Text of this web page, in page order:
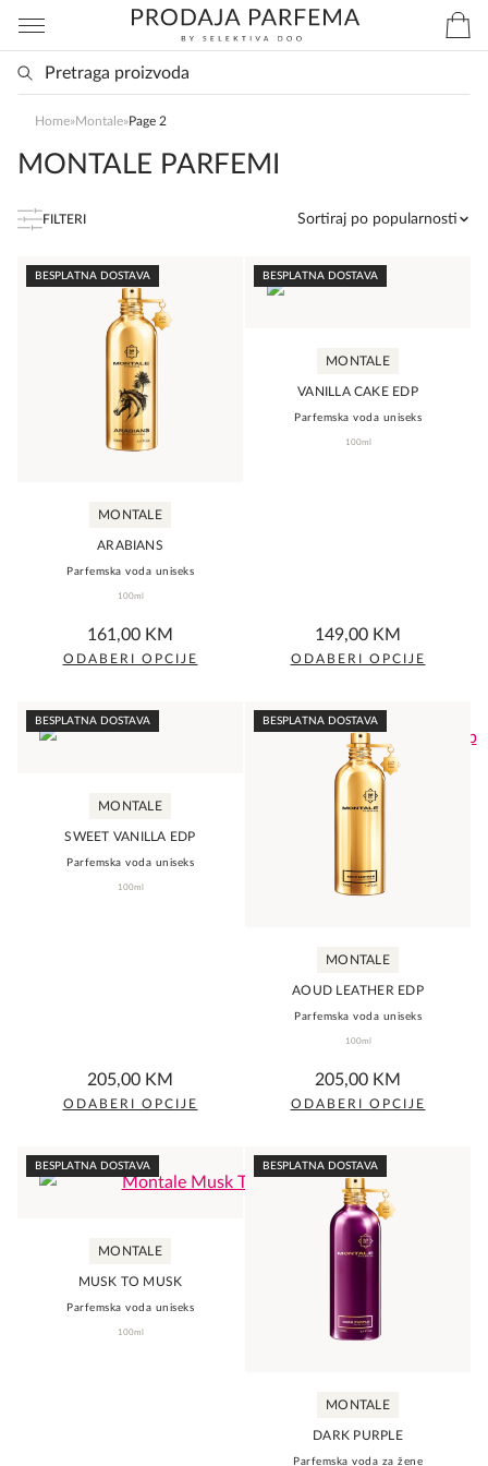
Home»Montale»Page 2
MONTALE PARFEMI
FILTERI Sortiraj po popularnosti
BESPLATNA DOSTAVA
MONTALE
ARABIANS
Parfemska voda uniseks
100ml
0,0
rating
161,00 KM
ODABERI OPCIJE
product
has
BESPLATNA DOSTAVA
MONTALE
VANILLA CAKE EDP
Parfemska voda uniseks
100ml
0,0
rating
149,00 KM
ODABERI OPCIJE
product
has
multiple
variants.
The
may
on
the
product
page
BESPLATNA DOSTAVA
MONTALE
SWEET VANILLA EDP
Parfemska voda uniseks
100ml
0,0
rating
205,00 KM
ODABERI OPCIJE
product
has
BESPLATNA DOSTAVA
MONTALE
AOUD LEATHER EDP
Parfemska voda uniseks
100ml
0,0
rating
205,00 KM
ODABERI OPCIJE
product
has
multiple
variants.
may
on
the
BESPLATNA DOSTAVA
MONTALE
MUSK TO MUSK
Parfemska voda uniseks
100ml
BESPLATNA DOSTAVA
MONTALE
DARK PURPLE
Parfemska voda za žene